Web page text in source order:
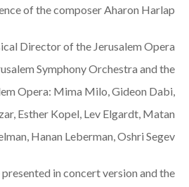
of the composer Aharon Harlap.
Director of the Jerusalem Opera
Symphony Orchestra and the
Opera: Mima Milo, Gideon Dabi,
Esther Kopel, Lev Elgardt, Matan
Hanan Leberman, Oshri Segev.
in concert version and the